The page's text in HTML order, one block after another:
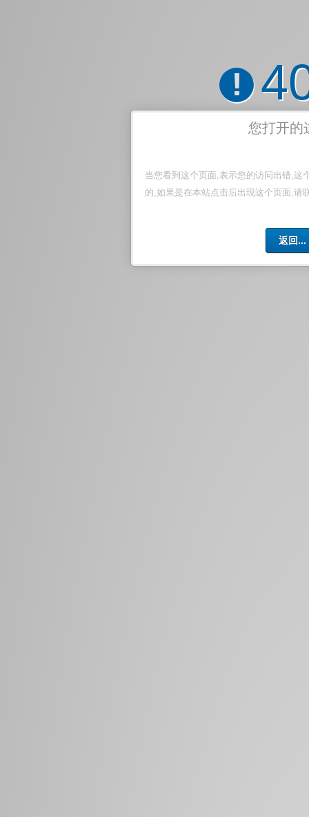
!
您打开的
当您看到这个页面,表示您的访问出错,这
的,如果是在本站点击后出现这个页面,请
返回...